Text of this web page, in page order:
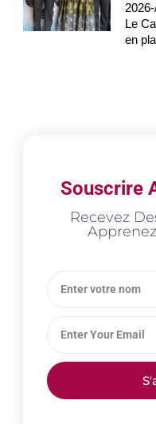
Le
en
Souscrire
Recevez